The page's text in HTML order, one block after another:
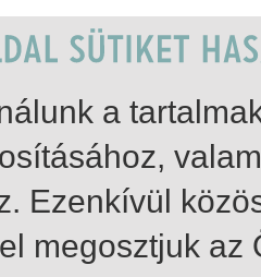
a
Ezenkívül
megosztjuk